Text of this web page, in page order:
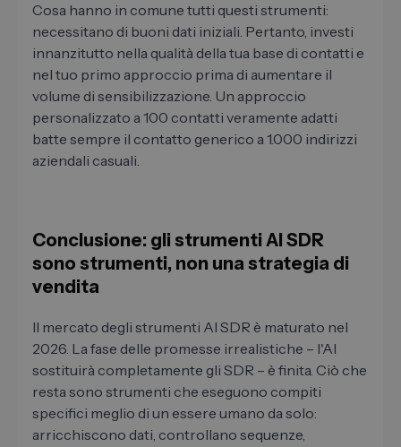
Cosa hanno in comune tutti questi strumenti:
necessitano di buoni dati iniziali. Pertanto, investi
innanzitutto nella qualità della tua base di contatti e
nel tuo primo approccio prima di aumentare il
volume di sensibilizzazione. Un approccio
personalizzato a 100 contatti veramente adatti
batte sempre il contatto generico a 1.000 indirizzi
aziendali casuali.
Conclusione: gli strumenti AI SDR
sono strumenti, non una strategia di
vendita
Il mercato degli strumenti AI SDR è maturato nel
2026. La fase delle promesse irrealistiche – l'AI
sostituirà completamente gli SDR – è finita. Ciò che
resta sono strumenti che eseguono compiti
specifici meglio di un essere umano da solo:
arricchiscono dati, controllano sequenze,